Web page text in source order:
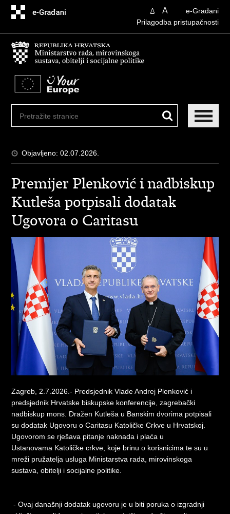
sadržaj
e-Građani
A A
Prilagodba pristupačnosti
Objavljeno: 02.07.2026.
Premijer Plenković i nadbiskup
Kutleša potpisali dodatak
Ugovora o Caritasu
Zagreb, 2.7.2026.- Predsjednik Vlade Andrej Plenković i
predsjednik Hrvatske biskupske konferencije, zagrebački
nadbiskup mons. Dražen Kutleša u Banskim dvorima potpisali
su dodatak Ugovoru o Caritasu Katoličke Crkve u Hrvatskoj.
Ugovorom se rješava pitanje naknada i plaća u
Ustanovama Katoličke crkve, koje brinu o korisnicima te su u
mreži pružatelja usluga Ministarstva rada, mirovinskoga
sustava, obitelji i socijalne politike.
- Ovaj današnji dodatak ugovoru je u biti poruka o izgradnji